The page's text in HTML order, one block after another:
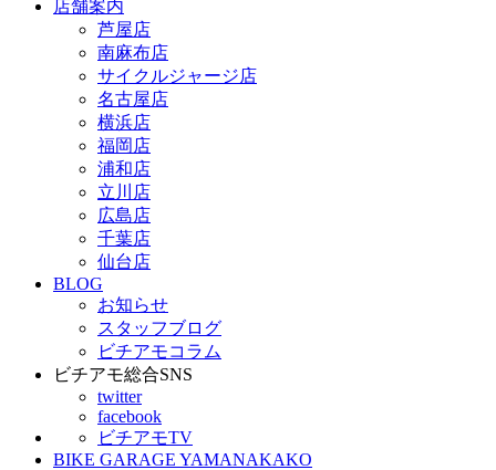
店舗案内
芦屋店
南麻布店
サイクルジャージ店
名古屋店
横浜店
福岡店
浦和店
立川店
広島店
千葉店
仙台店
BLOG
お知らせ
スタッフブログ
ビチアモコラム
ビチアモ総合SNS
twitter
facebook
ビチアモTV
BIKE GARAGE YAMANAKAKO